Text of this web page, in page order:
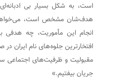
است، به شکل بسیار بی
هدف‌شان مشخص است،
انجام این مأموریت، چه هدفی
افتخارترین جلوه‌های نام ایران
مقبولیت و ظرفیت‌های اجتماعی
جریان بیفتیم.»